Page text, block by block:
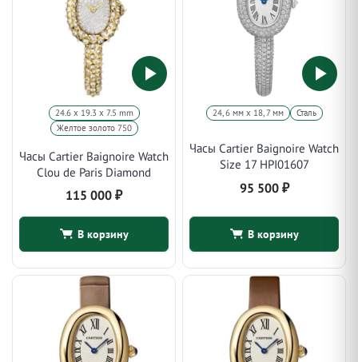
24.6 х 19.3 х 7.5 mm
Желтое золото 750
Часы Cartier Baignoire Watch
Clou de Paris Diamond
115 000 ₽
В корзину
24, 6 мм х 18, 7 мм Сталь
Часы Cartier Baignoire Watch
Size 17 HPI01607
95 500 ₽
В корзину